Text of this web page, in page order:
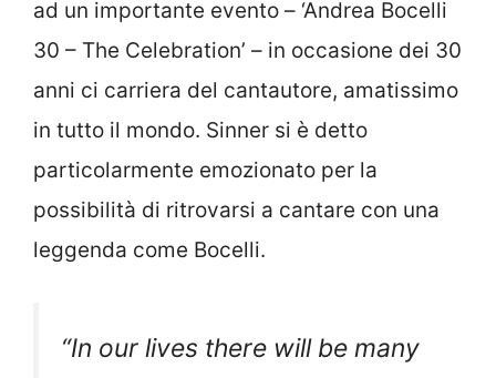
ad un importante evento – ‘Andrea Bocelli
30 – The Celebration’ – in occasione dei 30
anni ci carriera del cantautore, amatissimo
in tutto il mondo. Sinner si è detto
particolarmente emozionato per la
possibilità di ritrovarsi a cantare con una
leggenda come Bocelli.
“In our lives there will be many